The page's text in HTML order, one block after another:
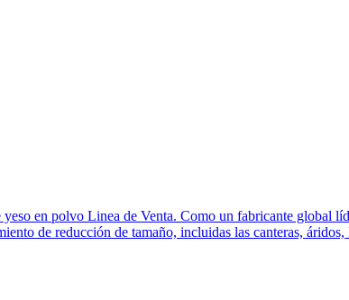
en polvo Linea de Venta. Como un fabricante global
de reducción de tamaño, incluidas las canteras,